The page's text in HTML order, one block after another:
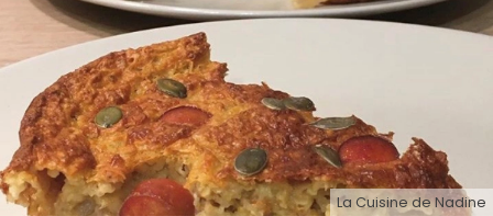
La Cuisine de Nadine